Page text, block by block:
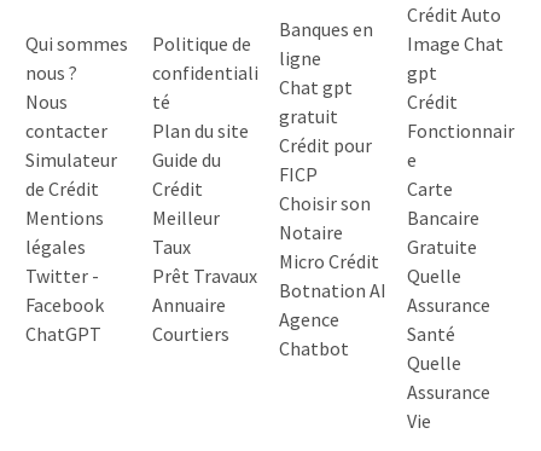
Qui sommes
nous ?
Nous
contacter
Simulateur
de Crédit
Mentions
légales
Twitter-
Facebook
ChatGPT
Politique de
confidentiali
té
Plan du site
Guide du
Crédit
Meilleur
Taux
Prêt Travaux
Annuaire
Courtiers
Banques en
ligne
Chat gpt
gratuit
Crédit pour
FICP
Choisir son
Notaire
Micro Crédit
Botnation AI
Agence
Chatbot
Crédit Auto
Image Chat
gpt
Crédit
Fonctionnair
e
Carte
Bancaire
Gratuite
Quelle
Assurance
Santé
Quelle
Assurance
Vie